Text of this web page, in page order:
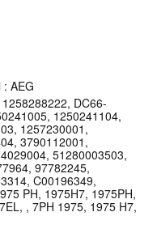
AEG
DC66-
1250241104,
1257230001,
3790112001,
51280003503,
97782245,
C00196349,
PH, 1975H7, 1975PH,
, 7PH 1975, 1975 H7,